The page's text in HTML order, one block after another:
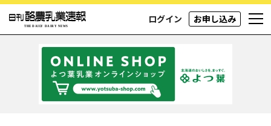
ログイン お申し込み